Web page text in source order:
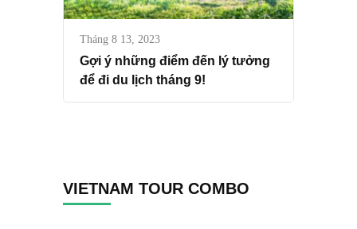
Tháng 8 13, 2023
Gợi ý những điểm đến lý tưởng
để đi du lịch tháng 9!
VIETNAM TOUR COMBO